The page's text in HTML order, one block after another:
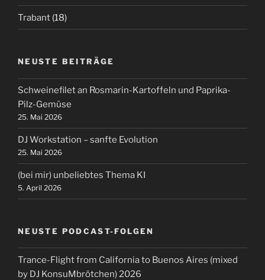
Trabant (18)
NEUSTE BEITRÄGE
Schweinefilet an Rosmarin-Kartoffeln und Paprika-
Pilz-Gemüse
25. Mai 2026
DJ Workstation – sanfte Evolution
25. Mai 2026
(bei mir) unbeliebtes Thema KI
5. April 2026
NEUSTE PODCAST-FOLGEN
Trance-Flight from California to Buenos Aires (mixed
by DJ KonsuMbrötchen) 2026